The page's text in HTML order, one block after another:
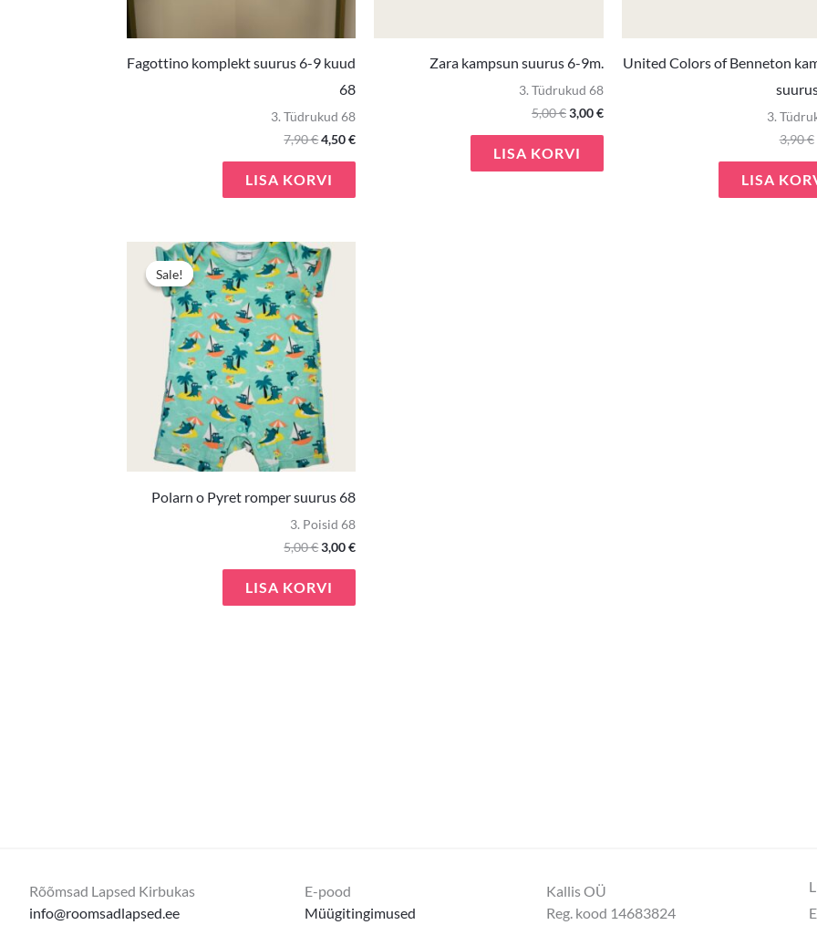
Fagottino komplekt suurus 6-9 kuud
68
3. Tüdrukud 68
7,90€4,50€
LISA KORVI
Zara kampsun suurus 6-9m.
3. Tüdrukud 68
5,00€3,00€
LISA KORVI
United Colors of Benneton
3.
3,90€
LISA
Sale!
Sale!
Polarn o Pyret romper suurus 68
3. Poisid 68
5,00€
Algne
hind
oli:
5,00 €.
3,00€
LISA KORVI
Rõõmsad Lapsed Kirbukas
info@roomsadlapsed.ee
E-pood
Müügitingimused
Kallis OÜ
Reg. kood 14683824